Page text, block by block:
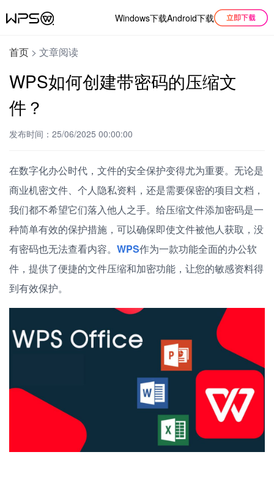
Windows下载Android下载
首页 > 文章阅读
WPS如何创建带密码的压缩文
件？
发布时间：25/06/2025 00:00:00
在数字化办公时代，文件的安全保护变得尤为重要。无论是
商业机密文件、个人隐私资料，还是需要保密的项目文档，
我们都不希望它们落入他人之手。给压缩文件添加密码是一
种简单有效的保护措施，可以确保即使文件被他人获取，没
有密码也无法查看内容。 WPS作为一款功能全面的办公软
件，提供了便捷的文件压缩和加密功能，让您的敏感资料得
到有效保护。